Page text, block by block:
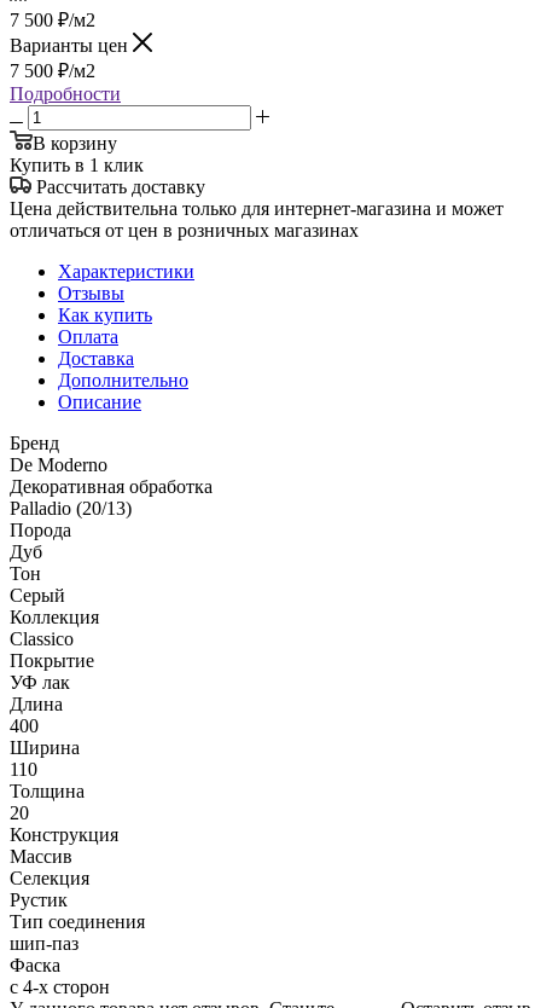
7 500 ₽/м2
Варианты цен
7 500 ₽/м2
Подробности
В корзину
Купить в 1 клик
Рассчитать доставку
Цена действительна только для интернет-магазина и может
отличаться от цен в розничных магазинах
Характеристики
Отзывы
Как купить
Оплата
Доставка
Дополнительно
Описание
Бренд
De Moderno
Декоративная обработка
Palladio (20/13)
Порода
Дуб
Тон
Серый
Коллекция
Classico
Покрытие
УФ лак
Длина
400
Ширина
110
Толщина
20
Конструкция
Массив
Селекция
Рустик
Тип соединения
шип-паз
Фаска
с 4-х сторон